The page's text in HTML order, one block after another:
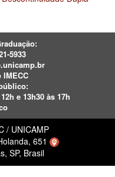
5933
IMECC
e 13h30 às 17h
/ UNICAMP
651
SP, Brasil